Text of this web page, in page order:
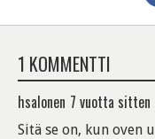
1 KOMMENTTI
hsalonen 7 vuotta sitten
Sitä se on, kun oven